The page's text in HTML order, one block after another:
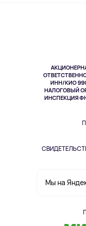
ИНН/КИО
НАЛОГОВЫЙ
ИНСПЕКЦИЯ
Мы на
Здоровье питомцев
Одежда и аксессуары